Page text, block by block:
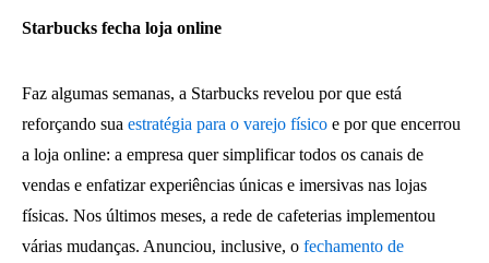
Starbucks fecha loja online
Faz algumas semanas, a Starbucks revelou por que está
reforçando sua estratégia para o varejo físico e por que encerrou
a loja online: a empresa quer simplificar todos os canais de
vendas e enfatizar experiências únicas e imersivas nas lojas
físicas. Nos últimos meses, a rede de cafeterias implementou
várias mudanças. Anunciou, inclusive, o fechamento de